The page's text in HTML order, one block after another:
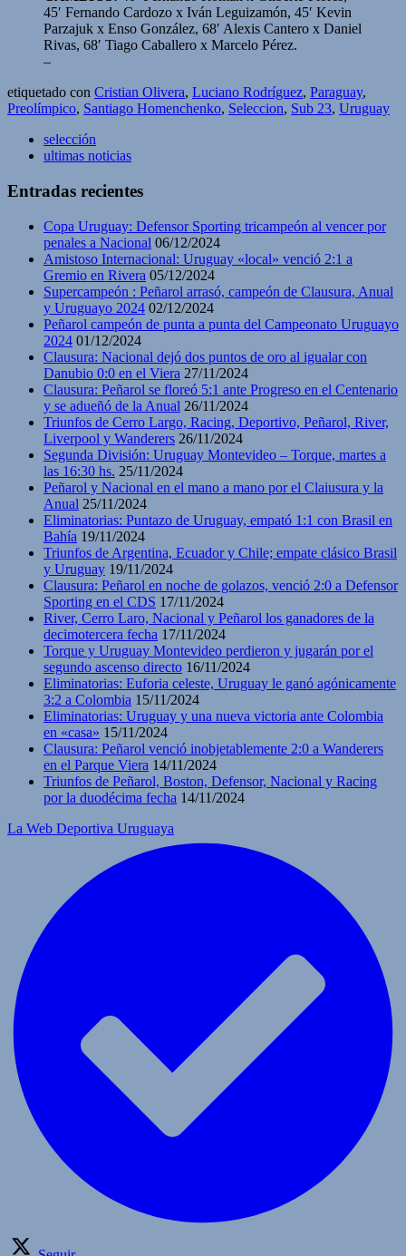
45′ Fernando Cardozo x Iván Leguizamón, 45′ Kevin
Parzajuk x Enso González, 68′ Alexis Cantero x Daniel
Rivas, 68′ Tiago Caballero x Marcelo Pérez.
–
etiquetado con Cristian Olivera, Luciano Rodríguez, Paraguay,
Preolímpico, Santiago Homenchenko, Seleccion, Sub 23, Uruguay
selección
ultimas noticias
Entradas recientes
Copa Uruguay: Defensor Sporting tricampeón al vencer por
penales a Nacional 06/12/2024
Amistoso Internacional: Uruguay «local» venció 2:1 a
Gremio en Rivera 05/12/2024
Supercampeón : Peñarol arrasó, campeón de Clausura, Anual
y Uruguayo 2024 02/12/2024
Peñarol campeón de punta a punta del Campeonato Uruguayo
2024 01/12/2024
Clausura: Nacional dejó dos puntos de oro al igualar con
Danubio 0:0 en el Viera 27/11/2024
Clausura: Peñarol se floreó 5:1 ante Progreso en el Centenario
y se adueñó de la Anual 26/11/2024
Triunfos de Cerro Largo, Racing, Deportivo, Peñarol, River,
Liverpool y Wanderers 26/11/2024
Segunda División: Uruguay Montevideo – Torque, martes a
las 16:30 hs. 25/11/2024
Peñarol y Nacional en el mano a mano por el Claiusura y la
Anual 25/11/2024
Eliminatorias: Puntazo de Uruguay, empató 1:1 con Brasil en
Bahía 19/11/2024
Triunfos de Argentina, Ecuador y Chile; empate clásico Brasil
y Uruguay 19/11/2024
Clausura: Peñarol en noche de golazos, venció 2:0 a Defensor
Sporting en el CDS 17/11/2024
River, Cerro Laro, Nacional y Peñarol los ganadores de la
decimotercera fecha 17/11/2024
Torque y Uruguay Montevideo perdieron y jugarán por el
segundo ascenso directo 16/11/2024
Eliminatorias: Euforia celeste, Uruguay le ganó agónicamente
3:2 a Colombia 15/11/2024
Eliminatorias: Uruguay y una nueva victoria ante Colombia
en «casa» 15/11/2024
Clausura: Peñarol venció inobjetablemente 2:0 a Wanderers
en el Parque Viera 14/11/2024
Triunfos de Peñarol, Boston, Defensor, Nacional y Racing
por la duodécima fecha 14/11/2024
La Web Deportiva Uruguaya